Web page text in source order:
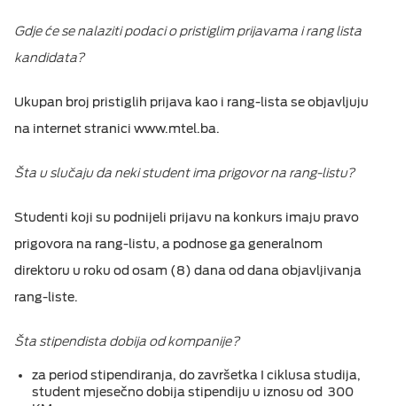
Gdje će se nalaziti podaci o pristiglim prijavama i rang lista
kandidata?
Ukupan broj pristiglih prijava kao i rang-lista se objavljuju
na internet stranici www.mtel.ba.
Šta u slučaju da neki student ima prigovor na rang-listu?
Studenti koji su podnijeli prijavu na konkurs imaju pravo
prigovora na rang-listu, a podnose ga generalnom
direktoru u roku od osam (8) dana od dana objavljivanja
rang-liste.
Šta stipendista dobija od kompanije?
zа pеriоd stipеndirаnja, dо zаvršеtkа I ciklusа studiја,
studеnt mјеsеčnо dobija stipеndiјu u iznоsu оd 300